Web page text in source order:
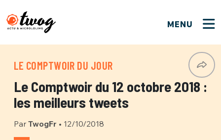
MENU
LE COMPTWOIR DU JOUR
Le Comptwoir du 12 octobre 2018 :
les meilleurs tweets
Par TwogFr • 12/10/2018
PSEUDO*
EMAIL*
Connexion
PSEUDO
FERMER
VOTRE PARTICIPATION
Que souhaitez-vous proposer ?
Quelques tweets
C'EST PARTI